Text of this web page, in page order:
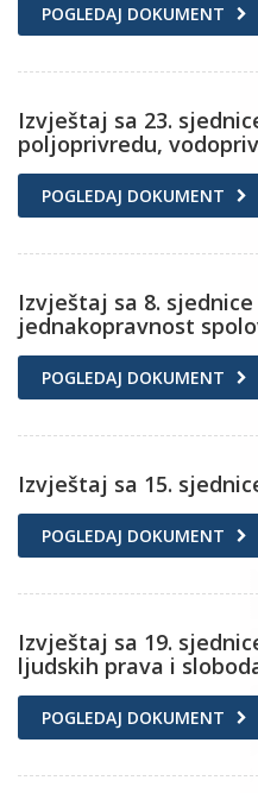
POGLEDAJ DOKUMENT
Izvještaj sa 23.
poljoprivredu,
POGLEDAJ DOKUMENT
Izvještaj sa 8.
jednakopravnost
POGLEDAJ DOKUMENT
Izvještaj sa 15.
POGLEDAJ DOKUMENT
Izvještaj sa 19.
ljudskih prava i
POGLEDAJ DOKUMENT